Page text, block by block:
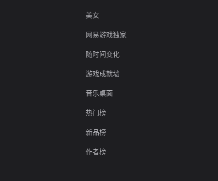
美女
网易游戏独家
随时间变化
游戏成就墙
音乐桌面
热门榜
新品榜
作者榜